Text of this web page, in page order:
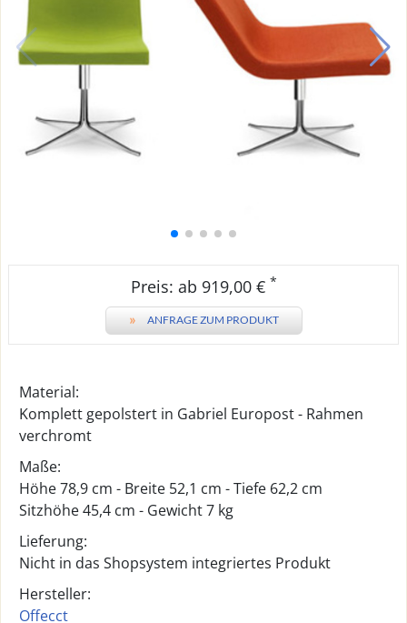
Preis: ab 919,00 € *
» ANFRAGE ZUM PRODUKT
Material:
Komplett gepolstert in Gabriel Europost - Rahmen
verchromt
Maße:
Höhe 78,9 cm - Breite 52,1 cm - Tiefe 62,2 cm
Sitzhöhe 45,4 cm - Gewicht 7 kg
Lieferung:
Nicht in das Shopsystem integriertes Produkt
Hersteller:
Offecct